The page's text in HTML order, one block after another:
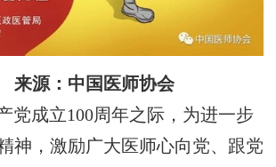
来源：中国医师协会
党成立100周年之际，为进一步
神，激励广大医师心向党、跟党